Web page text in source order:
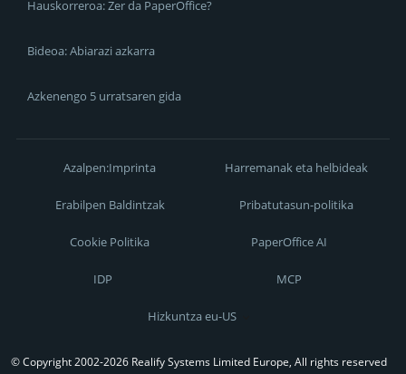
Hauskorreroa: Zer da PaperOffice?
Bideoa: Abiarazi azkarra
Azkenengo 5 urratsaren gida
Azalpen:Imprinta Harremanak eta helbideak
Erabilpen Baldintzak Pribatutasun-politika
Cookie Politika PaperOffice AI
IDP MCP
Hizkuntza eu-US
© Copyright 2002-2026 Realify Systems Limited Europe, All rights reserved